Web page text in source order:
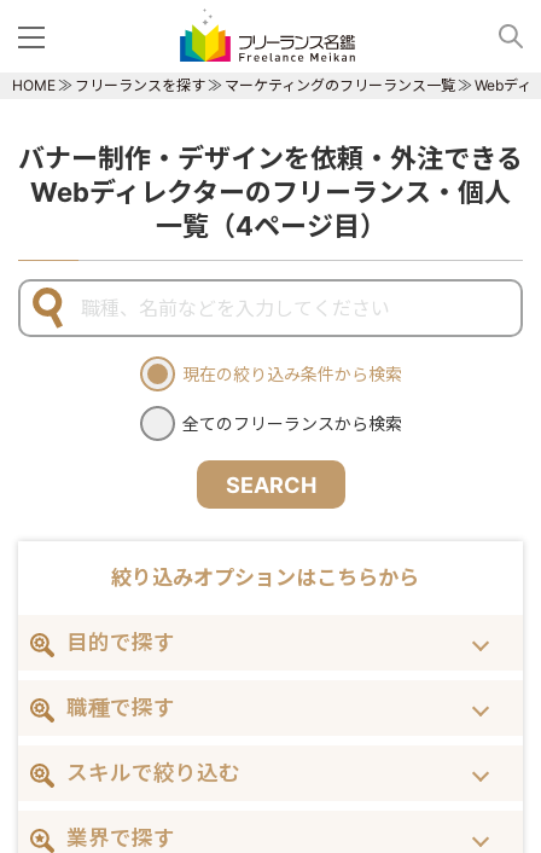
HOME フリーランスを探す マーケティングのフリーランス一覧 Webディ
バナー制作・デザインを依頼・外注できる
Webディレクターのフリーランス・個人
一覧（4ページ目）
現在の絞り込み条件から検索
全てのフリーランスから検索
SEARCH
絞り込みオプションはこちらから
目的で探す
職種で探す
スキルで絞り込む
業界で探す